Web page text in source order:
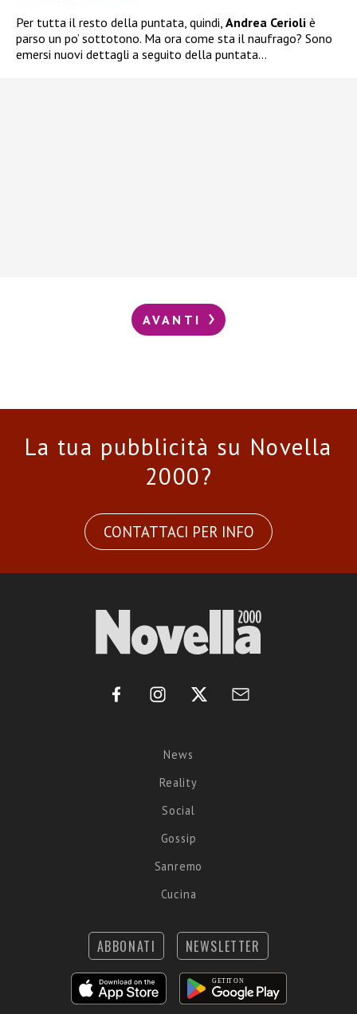
Per tutta il resto della puntata, quindi, Andrea Cerioli è
parso un po’ sottotono. Ma ora come sta il naufrago? Sono
emersi nuovi dettagli a seguito della puntata…
AVANTI
La tua pubblicità su Novella
2000?
CONTATTACI PER INFO
News
Reality
Social
Gossip
Sanremo
Cucina
ABBONATI NEWSLETTER